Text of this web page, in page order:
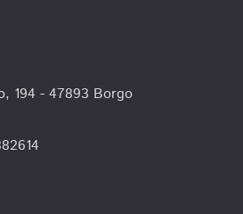
194 - 47893 Borgo